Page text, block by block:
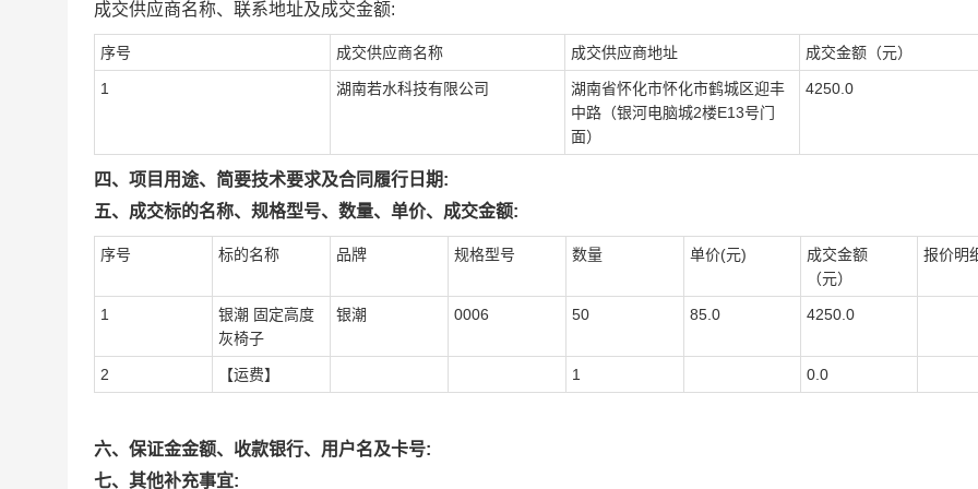
成交供应商名称、联系地址及成交金额:
序号 成交供应商名称 成交供应商地址 成交金额（元）
1 湖南若水科技有限公司
湖南省怀化市怀化市鹤城区迎丰
中路（银河电脑城2楼E13号门
面）
4250.0
四、项目用途、简要技术要求及合同履行日期:
五、成交标的名称、规格型号、数量、单价、成交金额:
序号 标的名称 品牌 规格型号 数量 单价(元)
成交金额
（元）
报价明
1
银潮 固定高度
灰椅子
银潮 0006 50 85.0 4250.0
2 【运费】 1 0.0
六、保证金金额、收款银行、用户名及卡号:
七、其他补充事宜: